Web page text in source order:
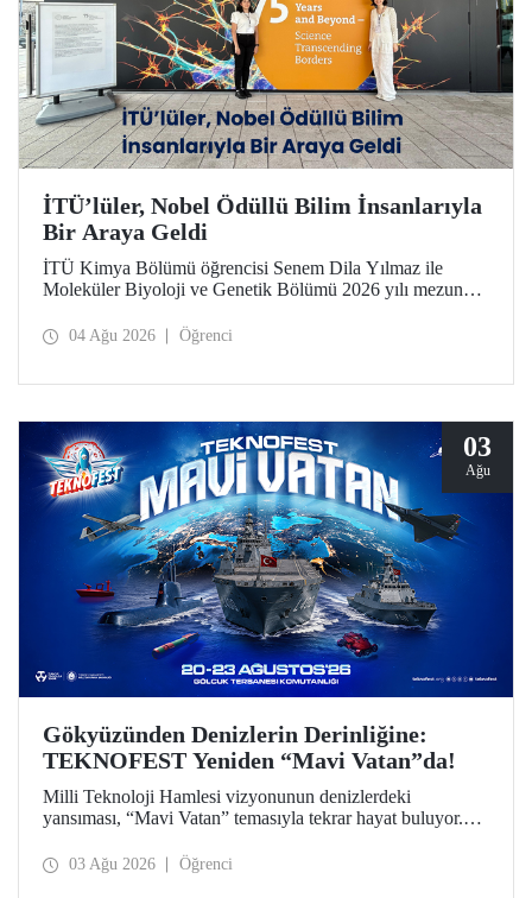
İTÜ’lüler, Nobel Ödüllü Bilim İnsanlarıyla
Bir Araya Geldi
İTÜ Kimya Bölümü öğrencisi Senem Dila Yılmaz ile
Moleküler Biyoloji ve Genetik Bölümü 2026 yılı mezunu
Etkinliklere Katılım Desteği kapsamında 75’inci Lindau
04 Ağu 2026 Öğrenci
03
Ağu
Gökyüzünden Denizlerin Derinliğine:
TEKNOFEST Yeniden “Mavi Vatan”da!
Milli Teknoloji Hamlesi vizyonunun denizlerdeki
yansıması, “Mavi Vatan” temasıyla tekrar hayat buluyor.
tarihlerinde Gölcük Tersanesi Komutanlığı’nda
03 Ağu 2026 Öğrenci